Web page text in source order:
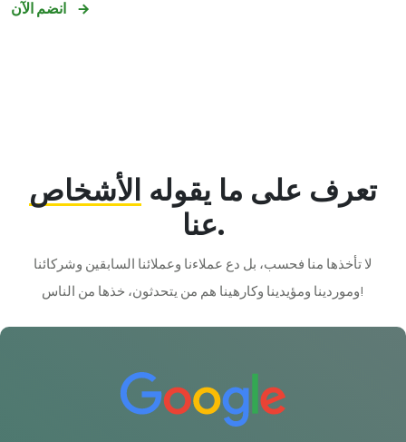
تعرف على ما يقوله الأشخاص
عنا.
لا تأخذها منا فحسب، بل دع عملاءنا وعملائنا السابقين وشركائنا
وموردينا ومؤيدينا وكارهينا هم من يتحدثون، خذها من الناس!